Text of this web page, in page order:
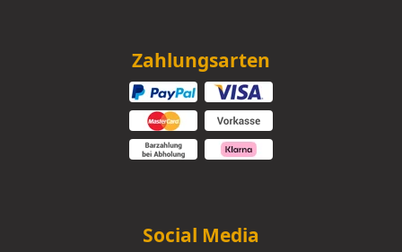
Zahlungsarten
Social Media